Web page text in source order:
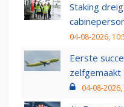
Staking
04-08-2026,
Eerste
04-08-2026,